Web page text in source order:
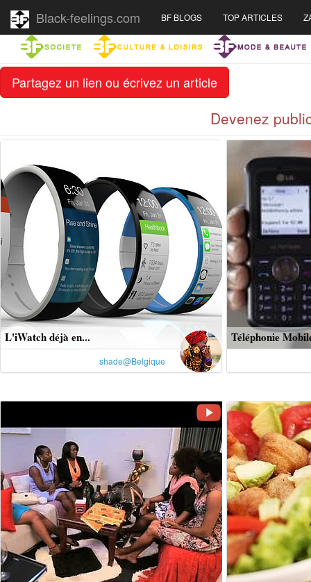
Partagez un lien ou écrivez un article
Black-feelings.com BF BLOGS TOP ARTICLES
Devenez
L'iWatch déjà en...
shade@Belgique
Téléphonie